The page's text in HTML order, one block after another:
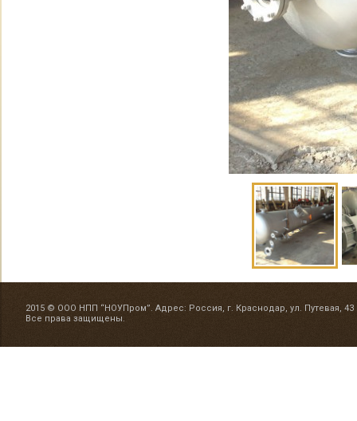
2015 © ООО НПП “НОУПром”. Адрес: Россия, г. Краснодар, ул. Путевая, 43
Все права защищены.